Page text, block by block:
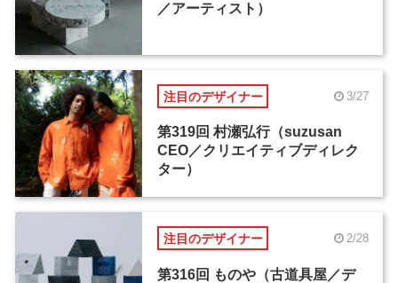
／アーティスト）
注目のデザイナー 3/27
第319回 村瀬弘行（suzusan
CEO／クリエイティブディレク
ター）
注目のデザイナー 2/28
第316回 ものや（古道具屋／デ